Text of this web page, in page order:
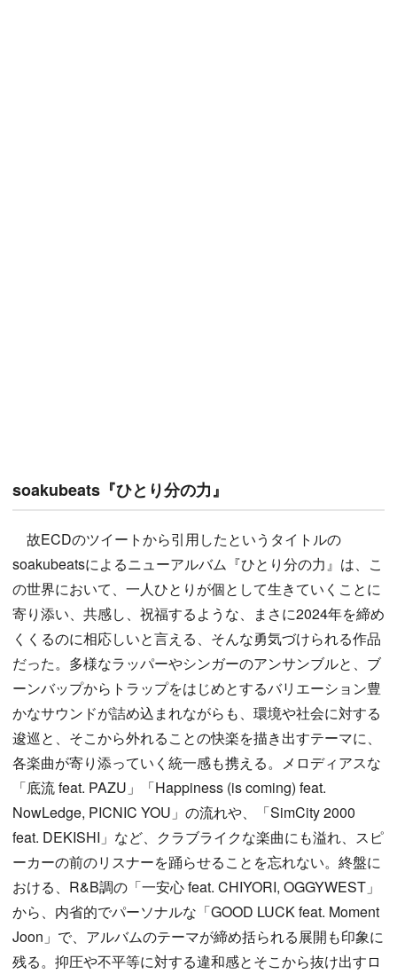
soakubeats『ひとり分の力』
故ECDのツイートから引用したというタイトルの
soakubeatsによるニューアルバム『ひとり分の力』は、こ
の世界において、一人ひとりが個として生きていくことに
寄り添い、共感し、祝福するような、まさに2024年を締め
くくるのに相応しいと言える、そんな勇気づけられる作品
だった。多様なラッパーやシンガーのアンサンブルと、ブ
ーンバップからトラップをはじめとするバリエーション豊
かなサウンドが詰め込まれながらも、環境や社会に対する
逡巡と、そこから外れることの快楽を描き出すテーマに、
各楽曲が寄り添っていく統一感も携える。メロディアスな
「底流 feat. PAZU」「Happiness (is coming) feat.
NowLedge, PICNIC YOU」の流れや、「SimCity 2000
feat. DEKISHI」など、クラブライクな楽曲にも溢れ、スピ
ーカーの前のリスナーを踊らせることを忘れない。終盤に
おける、R&B調の「一安心 feat. CHIYORI, OGGYWEST」
から、内省的でパーソナルな「GOOD LUCK feat. Moment
Joon」で、アルバムのテーマが締め括られる展開も印象に
残る。抑圧や不平等に対する違和感とそこから抜け出すロ